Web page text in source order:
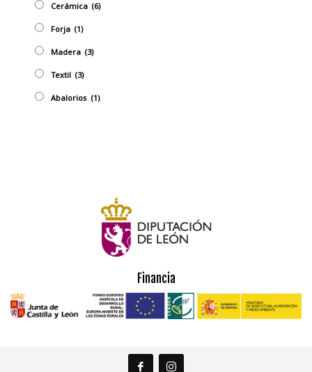
Cerámica (6)
Forja (1)
Madera (3)
Textil (3)
Abalorios (1)
Financia